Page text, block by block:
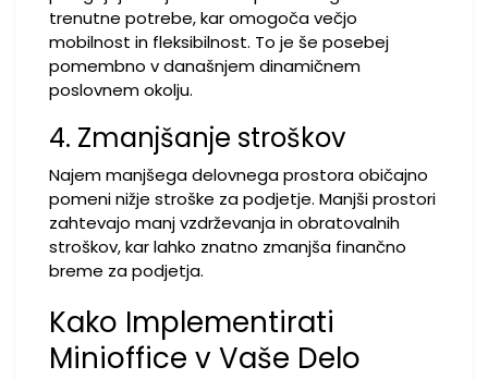
trenutne potrebe, kar omogoča večjo
mobilnost in fleksibilnost. To je še posebej
pomembno v današnjem dinamičnem
poslovnem okolju.
4. Zmanjšanje stroškov
Najem manjšega delovnega prostora običajno
pomeni nižje stroške za podjetje. Manjši prostori
zahtevajo manj vzdrževanja in obratovalnih
stroškov, kar lahko znatno zmanjša finančno
breme za podjetja.
Kako Implementirati
Minioffice v Vaše Delo